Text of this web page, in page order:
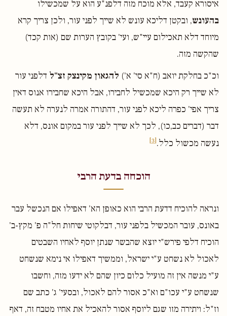
איסורא קעבד, אלא מוכח מזה דלפנ"ע הוא על שמכשילו
בהעונש, ובקטן דליכא עונש לא שייך לפני עור, ולכן צריך קרא
מיוחד דלא תאכילום עיי"ש, ועי' בקובץ הערות שם (אות קכד)
שהקשה מזה.
וכ"כ בחלקת יואב (ח"א סי' א') להגאון מקינצק זצ"ל דלפני עור
לא שייך רק היכא שמכשיל לחבירו, אבל היכא שחבירו אנוס דאין
צריך אפי' כפרה ליכא לפני עור, דהתורה אמרה לנערה לא תעשה
דבר (דברים כב,כו), לכך לא שייך לפני עור במקום אונס, דלא
נעשה מכשול כלל.[3]
הוכחה בדעת הרבי
ונראה להוכיח דדעת הרבי הוא כאופן הא' דאפילו אם הנכשל עבר
באונס, עובר המכשיל בלפני עור, דבלקוטי שיחות חל"ה פ' מקץ-ב'
הוכיח דלפי פירש"י יוצא שהבשר שנתן יוסף לאחיו השבטים
לאכול לא נשחט ע"י ישראל, וממשיך דאפילו אי נימא שנשחט
ע"י מנשה אין זה מועיל כלום כיון שהם לא ידעו מזה, וחשבו
שנשחט ע"י עכו"ם וא"כ אסור להם לאכול, ובסעי' ג' כתב שם
וז"ל: ויתירה מזו שגם ליוסף אסור להאכיל את אחיו מטבח זה, דאף